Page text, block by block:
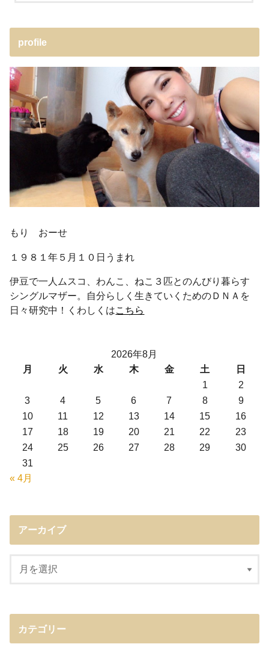
profile
もり おーせ
１９８１年５月１０日うまれ
伊豆で一人ムスコ、わんこ、ねこ３匹とのんびり暮らす
シングルマザー。自分らしく生きていくためのＤＮＡを
日々研究中！くわしくはこちら
2026年8月
月
火 水 木 金 土
日
1
2
3
4 5 6 7 8
9
10
11 12 13 14 15
16
17
18 19 20 21 22
23
24
25 26 27 28 29
30
31
« 4月
アーカイブ
カテゴリー